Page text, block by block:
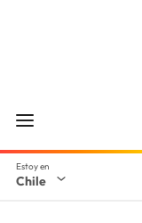
Chile